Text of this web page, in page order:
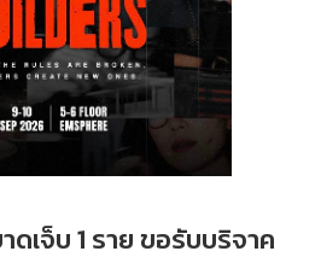
เจ็บ 1 ราย ขอรับบริจาค